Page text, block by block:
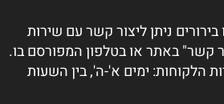
בירורים ניתן ליצור קשר עם שירות
קשר" באתר או בטלפון המפורסם בו.
הלקוחות: ימים א'-ה', בין השעות